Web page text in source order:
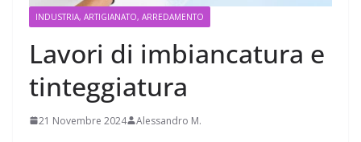
INDUSTRIA, ARTIGIANATO, ARREDAMENTO
Lavori di imbiancatura e
tinteggiatura
21 Novembre 2024 Alessandro M.